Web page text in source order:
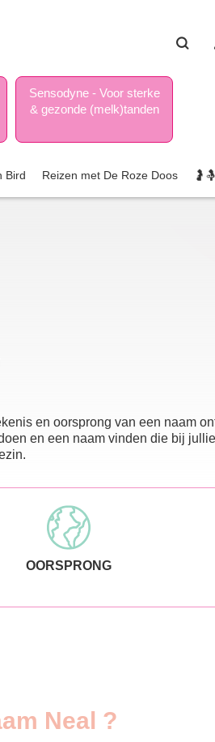
Sensodyne - Voor sterke
& gezonde (melk)tanden
Bird Reizen met De Roze Doos
en oorsprong van een naam
en een naam vinden die bij
OORSPRONG
Neal ?